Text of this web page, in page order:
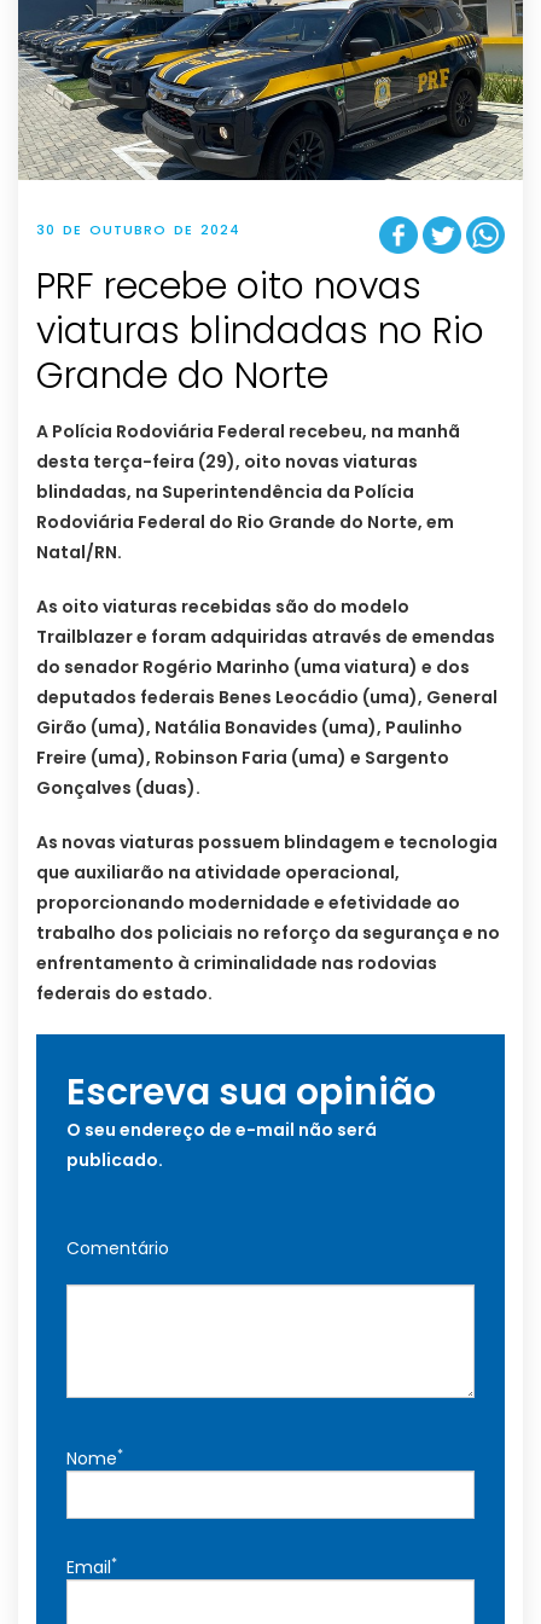
30 DE OUTUBRO DE 2024
PRF recebe oito novas
viaturas blindadas no Rio
Grande do Norte
A Polícia Rodoviária Federal recebeu, na manhã
desta terça-feira (29), oito novas viaturas
blindadas, na Superintendência da Polícia
Rodoviária Federal do Rio Grande do Norte, em
Natal/RN.
As oito viaturas recebidas são do modelo
Trailblazer e foram adquiridas através de emendas
do senador Rogério Marinho (uma viatura) e dos
deputados federais Benes Leocádio (uma), General
Girão (uma), Natália Bonavides (uma), Paulinho
Freire (uma), Robinson Faria (uma) e Sargento
Gonçalves (duas).
As novas viaturas possuem blindagem e tecnologia
que auxiliarão na atividade operacional,
proporcionando modernidade e efetividade ao
trabalho dos policiais no reforço da segurança e no
enfrentamento à criminalidade nas rodovias
federais do estado.
Escreva sua opinião
O seu endereço de e-mail não será
publicado.
Comentário
Nome*
Email*